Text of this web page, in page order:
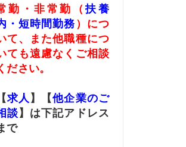
勤・非常勤（扶養
・短時間勤務）につ
て、また他職種につ
ても遠慮なくご相談
ださい。
【求人 】【他企業のご
談 】は下記アドレス
で